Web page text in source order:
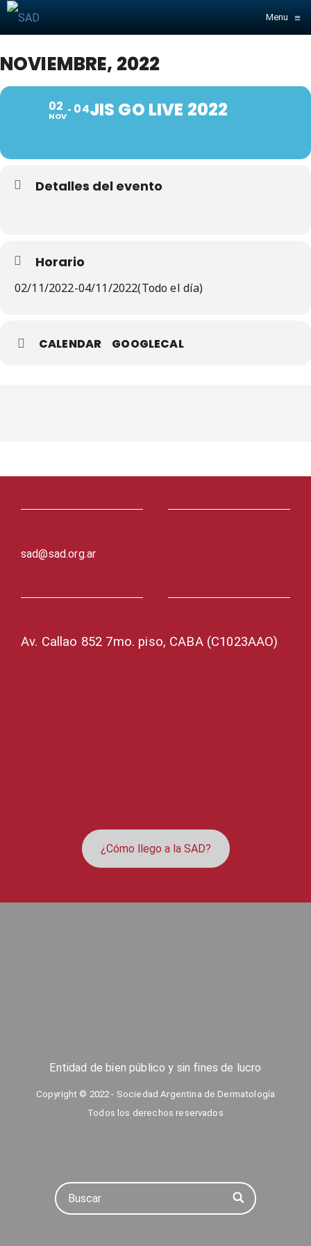
Menu ≡
NOVIEMBRE, 2022
02
NOV 04JIS GO LIVE 2022
Detalles del evento
Horario
02/11/2022-04/11/2022(Todo el día)
CALENDAR GOOGLECAL
sad@sad.org.ar
Av. Callao 852 7mo. piso, CABA (C1023AAO)
¿Cómo llego a la SAD?
Entidad de bien público y sin fines de lucro
Copyright © 2022 - Sociedad Argentina de Dermatología
Todos los derechos reservados